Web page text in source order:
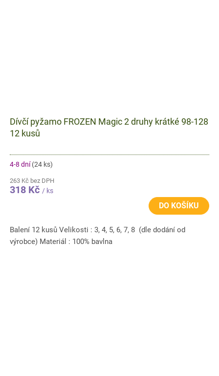
Dívčí pyžamo FROZEN Magic 2 druhy krátké 98-128
12 kusů
4-8 dní(24 ks)
263 Kč bez DPH
318 Kč / ks
DO KOŠÍKU
Balení 12 kusů Velikosti : 3, 4, 5, 6, 7, 8 (dle dodání od
výrobce) Materiál : 100% bavlna